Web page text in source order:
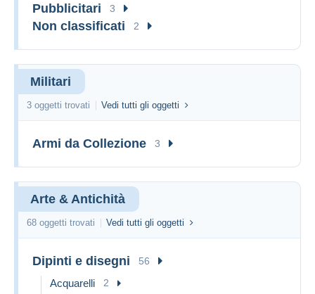
Pubblicitari 3
Non classificati 2
Militari
3 oggetti trovati Vedi tutti gli oggetti
Armi da Collezione 3
Arte & Antichità
68 oggetti trovati Vedi tutti gli oggetti
Dipinti e disegni 56
Acquarelli 2